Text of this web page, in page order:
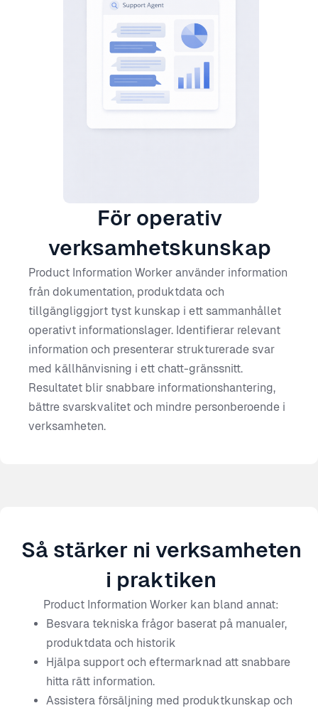
För operativ
verksamhetskunskap
Product Information Worker använder information
från dokumentation, produktdata och
tillgängliggjort tyst kunskap i ett sammanhållet
operativt informationslager. Identifierar relevant
information och presenterar strukturerade svar
med källhänvisning i ett chatt-gränssnitt.
Resultatet blir snabbare informationshantering,
bättre svarskvalitet och mindre personberoende i
verksamheten.
Så stärker ni verksamheten
i praktiken
Product Information Worker kan bland annat:
Besvara tekniska frågor baserat på manualer,
produktdata och historik
Hjälpa support och eftermarknad att snabbare
hitta rätt information.
Assistera försäljning med produktkunskap och